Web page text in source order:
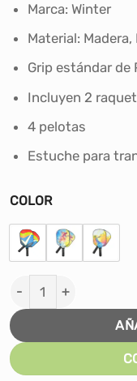
era:
S/
Marca: Winter
Material:
Grip estándar de
Incluyen 2
4 pelotas
Estuche para
COLOR
SET DE